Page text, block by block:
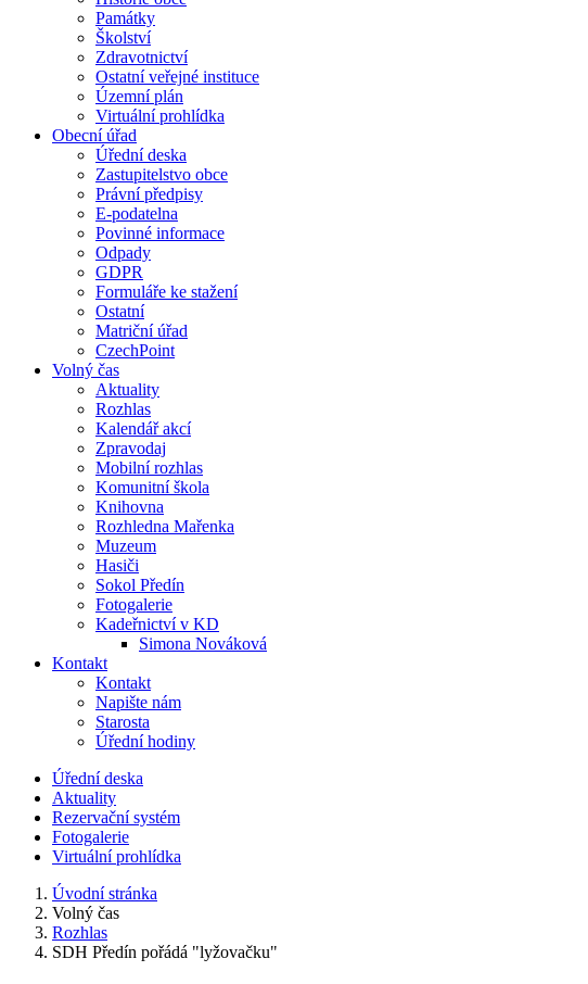
Památky
Školství
Zdravotnictví
Ostatní veřejné instituce
Územní plán
Virtuální prohlídka
Obecní úřad
Úřední deska
Zastupitelstvo obce
Právní předpisy
E-podatelna
Povinné informace
Odpady
GDPR
Formuláře ke stažení
Ostatní
Matriční úřad
CzechPoint
Volný čas
Aktuality
Rozhlas
Kalendář akcí
Zpravodaj
Mobilní rozhlas
Komunitní škola
Knihovna
Rozhledna Mařenka
Muzeum
Hasiči
Sokol Předín
Fotogalerie
Kadeřnictví v KD
Simona Nováková
Kontakt
Kontakt
Napište nám
Starosta
Úřední hodiny
Úřední deska
Aktuality
Rezervační systém
Fotogalerie
Virtuální prohlídka
Úvodní stránka
Volný čas
Rozhlas
SDH Předín pořádá "lyžovačku"